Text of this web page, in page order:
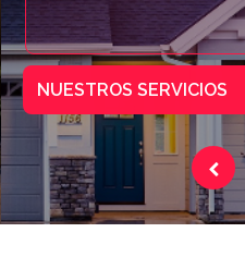
NUESTROS SERVICIOS